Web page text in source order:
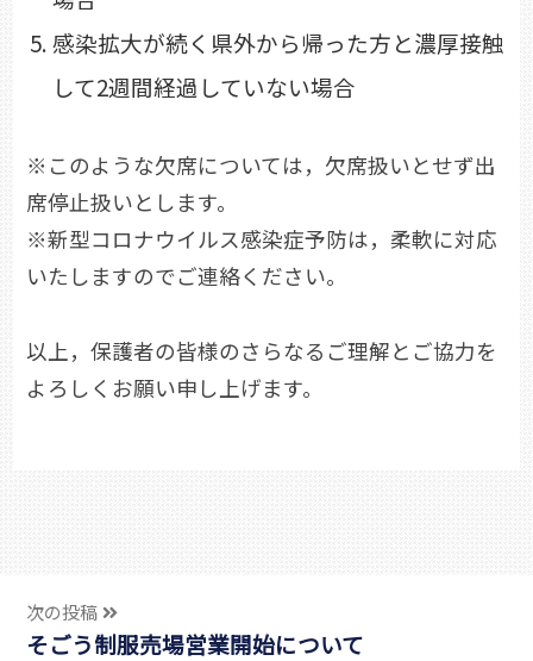
感染拡大が続く県外から帰った方と濃厚接触
して2週間経過していない場合
※このような欠席については，欠席扱いとせず出
席停止扱いとします。
※新型コロナウイルス感染症予防は，柔軟に対応
いたしますのでご連絡ください。
以上，保護者の皆様のさらなるご理解とご協力を
よろしくお願い申し上げます。
次の投稿
そごう制服売場営業開始について